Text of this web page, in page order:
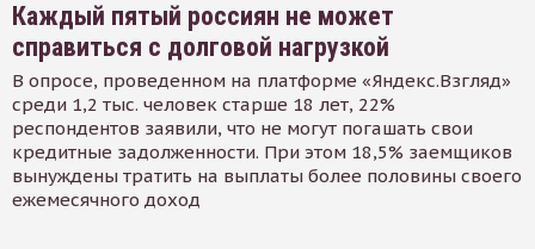
Каждый пятый россиян не может
справиться с долговой нагрузкой
В опросе, проведенном на платформе «Яндекс.Взгляд»
среди 1,2 тыс. человек старше 18 лет, 22%
респондентов заявили, что не могут погашать свои
кредитные задолженности. При этом 18,5% заемщиков
вынуждены тратить на выплаты более половины своего
ежемесячного доход